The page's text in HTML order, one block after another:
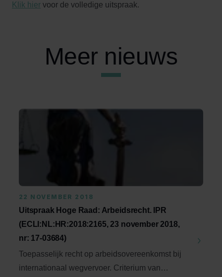
Klik hier voor de volledige uitspraak.
Meer nieuws
22 NOVEMBER 2018
Uitspraak Hoge Raad: Arbeidsrecht. IPR
(ECLI:NL:HR:2018:2165, 23 november 2018,
nr: 17-03684)
Toepasselijk recht op arbeidsovereenkomst bij
internationaal wegvervoer. Criterium van